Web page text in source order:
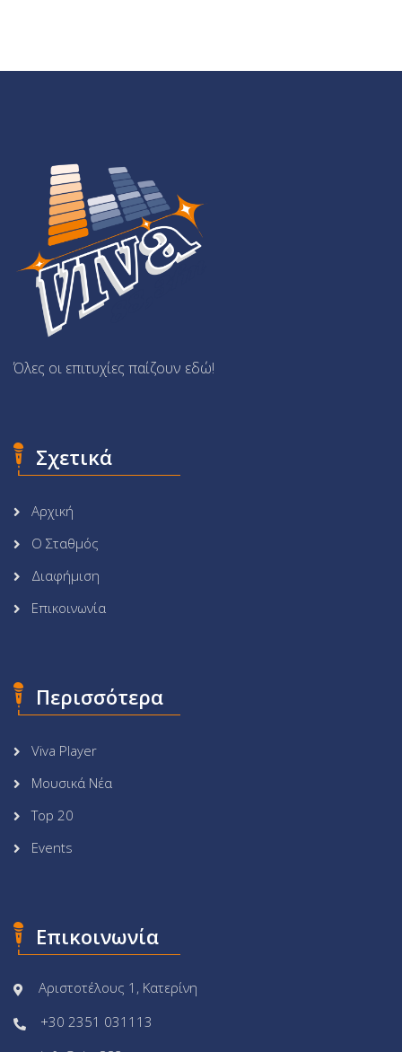
Όλες οι επιτυχίες παίζουν εδώ!
Σχετικά
Αρχική
Ο Σταθμός
Διαφήμιση
Επικοινωνία
Περισσότερα
Viva Player
Μουσικά Νέα
Top 20
Events
Επικοινωνία
Αριστοτέλους 1, Κατερίνη
+30 2351 031113